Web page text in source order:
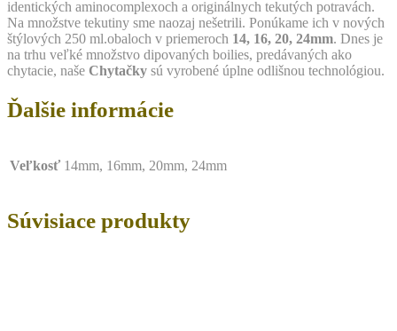
identických aminocomplexoch a originálnych tekutých potravách.
Na množstve tekutiny sme naozaj nešetrili. Ponúkame ich v nových
štýlových 250 ml.obaloch v priemeroch 14, 16, 20, 24mm. Dnes je
na trhu veľké množstvo dipovaných boilies, predávaných ako
chytacie, naše Chytačky sú vyrobené úplne odlišnou technológiou.
Ďalšie informácie
Veľkosť 14mm, 16mm, 20mm, 24mm
Súvisiace produkty